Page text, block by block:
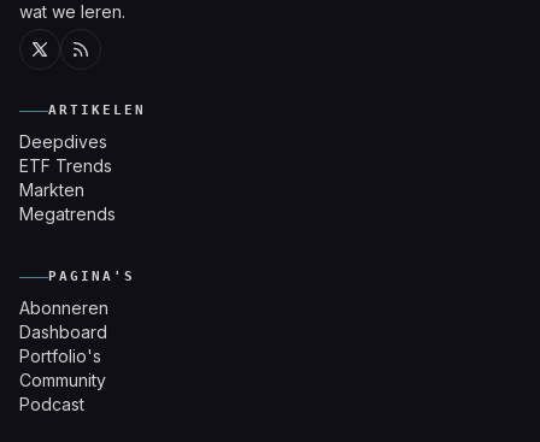
wat we leren.
ARTIKELEN
Deepdives
ETF Trends
Markten
Megatrends
PAGINA'S
Abonneren
Dashboard
Portfolio's
Community
Podcast